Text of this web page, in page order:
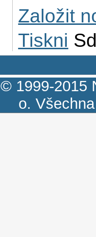
Založit
Tiskni
© 1999-2015
o.